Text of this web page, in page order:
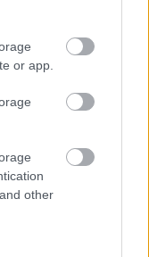
or app.
other
kezdtem el ezzel
mellett
több, nagy
látott
a
tudtuk, hogy
hogy ez a